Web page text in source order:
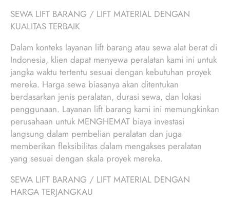
SEWA LIFT BARANG / LIFT MATERIAL DENGAN
KUALITAS TERBAIK
Dalam konteks layanan lift barang atau sewa alat berat di
Indonesia, klien dapat menyewa peralatan kami ini untuk
jangka waktu tertentu sesuai dengan kebutuhan proyek
mereka. Harga sewa biasanya akan ditentukan
berdasarkan jenis peralatan, durasi sewa, dan lokasi
penggunaan. Layanan lift barang kami ini memungkinkan
perusahaan untuk MENGHEMAT biaya investasi
langsung dalam pembelian peralatan dan juga
memberikan fleksibilitas dalam mengakses peralatan
yang sesuai dengan skala proyek mereka.
SEWA LIFT BARANG / LIFT MATERIAL DENGAN
HARGA TERJANGKAU